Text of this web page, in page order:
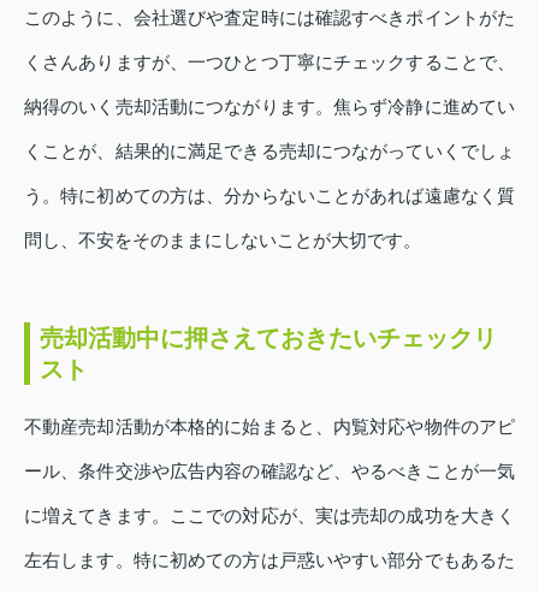
このように、会社選びや査定時には確認すべきポイントがた
くさんありますが、一つひとつ丁寧にチェックすることで、
納得のいく売却活動につながります。焦らず冷静に進めてい
くことが、結果的に満足できる売却につながっていくでしょ
う。特に初めての方は、分からないことがあれば遠慮なく質
問し、不安をそのままにしないことが大切です。
売却活動中に押さえておきたいチェックリ
スト
不動産売却活動が本格的に始まると、内覧対応や物件のアピ
ール、条件交渉や広告内容の確認など、やるべきことが一気
に増えてきます。ここでの対応が、実は売却の成功を大きく
左右します。特に初めての方は戸惑いやすい部分でもあるた